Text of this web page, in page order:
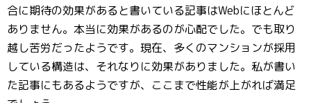
合に期待の効果があると書いている記事はWebにほとんど
ありません。本当に効果があるのが心配でした。でも取り
越し苦労だったようです。現在、多くのマンションが採用
している構造は、それなりに効果がありました。私が書い
た記事にもあるようですが、ここまで性能が上がれば満足